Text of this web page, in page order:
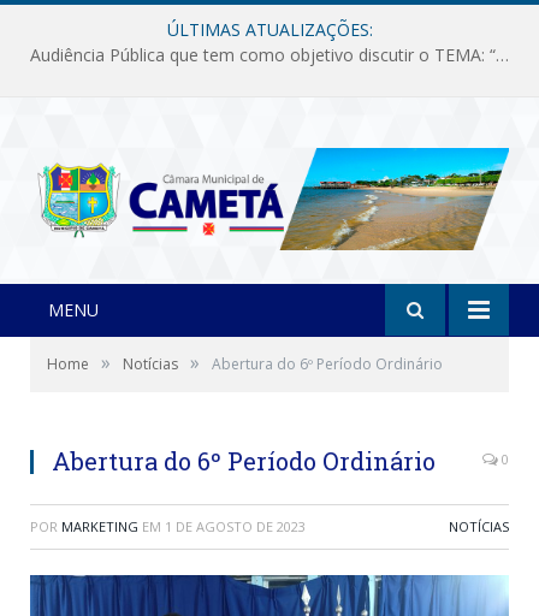
ÚLTIMAS ATUALIZAÇÕES:
Audiência Pública que tem como objetivo discutir o TEMA: “Fornecimento de Energia Elétrica em Debate: Tarifas, Qualidade e Atendimento dos Serviços”
MENU
Home » Notícias » Abertura do 6º Período Ordinário
Abertura do 6º Período Ordinário 0
POR MARKETING EM 1 DE AGOSTO DE 2023 NOTÍCIAS